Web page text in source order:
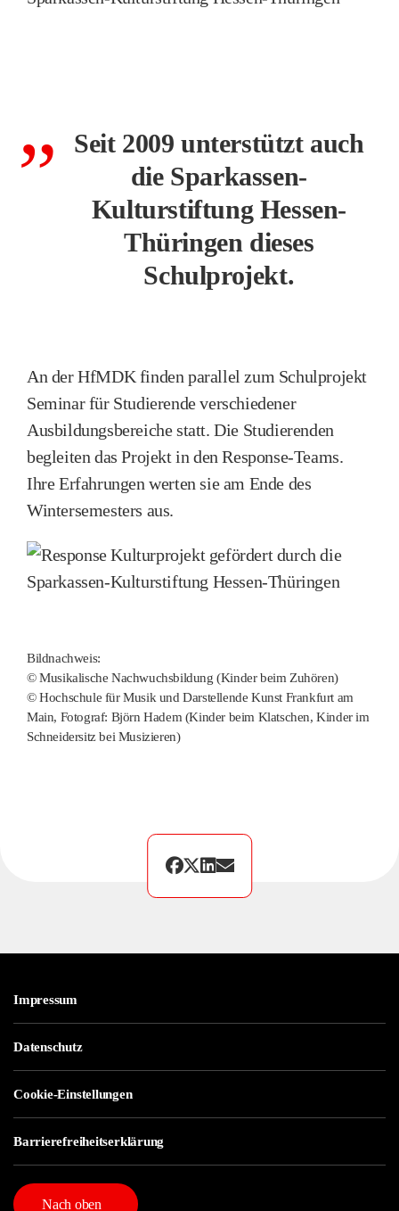
Seit 2009 unterstützt auch
die Sparkassen-
Kulturstiftung Hessen-
Thüringen dieses
Schulprojekt.
An der HfMDK finden parallel zum Schulprojekt
Seminar für Studierende verschiedener
Ausbildungsbereiche statt. Die Studierenden
begleiten das Projekt in den Response-Teams.
Ihre Erfahrungen werten sie am Ende des
Wintersemesters aus.
Bildnachweis:
© Musikalische Nachwuchsbildung (Kinder beim Zuhören)
© Hochschule für Musik und Darstellende Kunst Frankfurt am
Main, Fotograf: Björn Hadem (Kinder beim Klatschen, Kinder im
Schneidersitz bei Musizieren)
Impressum
Datenschutz
Cookie-Einstellungen
Barrierefreiheitserklärung
Nach oben